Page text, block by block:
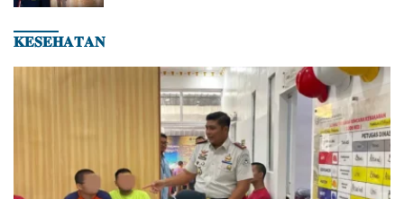
𝐊𝐄𝐒𝐄𝐇𝐀𝐓𝐀𝐍